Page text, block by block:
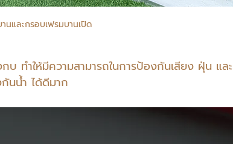
นและกรอบเฟรมบานเปิด
ทำให้มีความสามารถในการป้องกันเสียง ฝุ่น และ
นน้ำ ได้ดีมาก